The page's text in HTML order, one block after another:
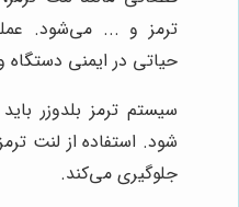
ترمز و ... می‌شود.
حیاتی در ایمنی دستگاه و
سیستم ترمز بلدوزر
شود. استفاده از لنت
جلوگیری می‌کند.